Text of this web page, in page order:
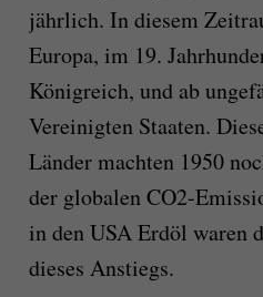
jährlich. In diesem
Europa, im 19.
Königreich, und ab
Vereinigten Staaten.
Länder machten 1950
der globalen CO2-
in den USA Erdöl waren
dieses Anstiegs.